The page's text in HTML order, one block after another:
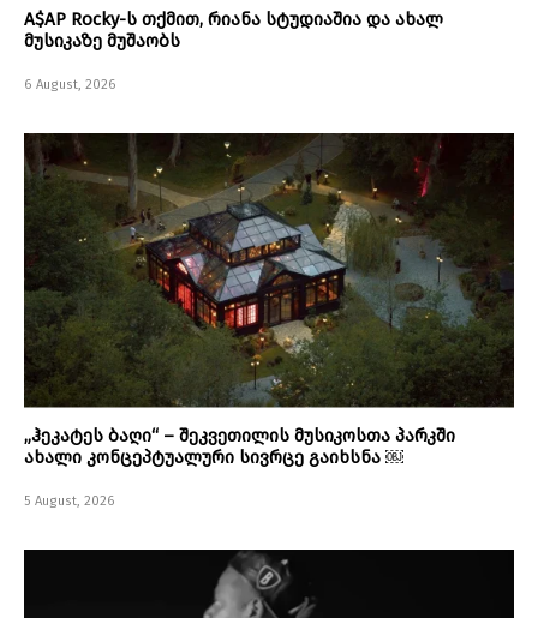
A$AP Rocky-ს თქმით, რიანა სტუდიაშია და ახალ
მუსიკაზე მუშაობს
6 August, 2026
„ჰეკატეს ბაღი“ – შეკვეთილის მუსიკოსთა პარკში
ახალი კონცეპტუალური სივრცე გაიხსნა ￼
5 August, 2026